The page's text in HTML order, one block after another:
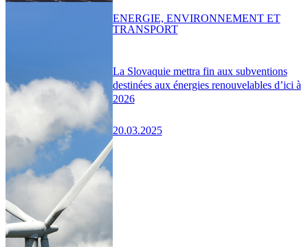
La Slovaquie mettra fin aux subventions
destinées aux énergies renouvelables d’ici à
2026
20.03.2025
ENERGIE, ENVIRONNEMENT ET
TRANSPORT